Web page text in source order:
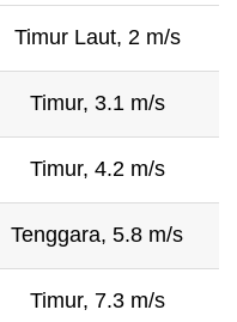
Timur Laut, 2 m/s
Timur, 3.1 m/s
Timur, 4.2 m/s
Tenggara, 5.8 m/s
Timur, 7.3 m/s